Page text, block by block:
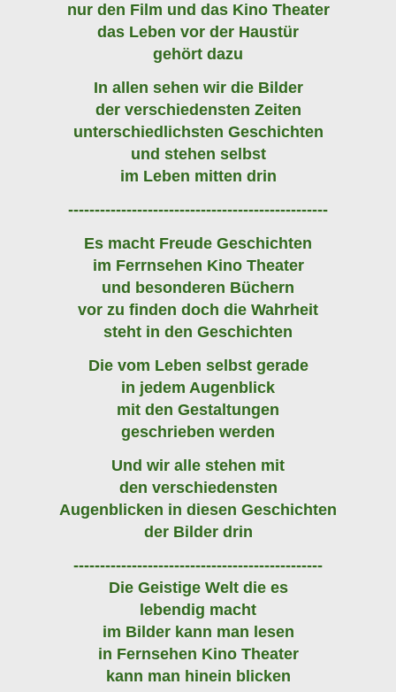
nur den Film und das Kino Theater
das Leben vor der Haustür
gehört dazu
In allen sehen wir die Bilder
der verschiedensten Zeiten
unterschiedlichsten Geschichten
und stehen selbst
im Leben mitten drin
-------------------------------------------------
Es macht Freude Geschichten
im Ferrnsehen Kino Theater
und besonderen Büchern
vor zu finden doch die Wahrheit
steht in den Geschichten
Die vom Leben selbst gerade
in jedem Augenblick
mit den Gestaltungen
geschrieben werden
Und wir alle stehen mit
den verschiedensten
Augenblicken in diesen Geschichten
der Bilder drin
-----------------------------------------------
Die Geistige Welt die es
lebendig macht
im Bilder kann man lesen
in Fernsehen Kino Theater
kann man hinein blicken